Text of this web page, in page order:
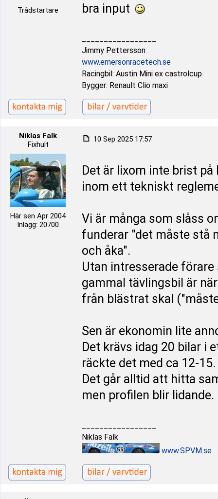
Trådstartare
bra input
Jimmy Pettersson
www.emersonracetech.se
Racingbil: Austin Mini ex castrolcup
Bygger: Renault Clio maxi
Niklas Falk
Fixhult
Här sen Apr 2004
Inlägg: 20700
10 Sep 2025 17:57
Det är lixom inte brist
inom ett tekniskt
Vi är många som slåss
funderar "det måste stå
och åka".
Utan intresserade
gammal tävlingsbil är
från blästrat skal
Sen är ekonomin lite
Det krävs idag 20 bilar i
räckte det med ca 12-15.
Det går alltid att hitta
men profilen blir lidande.
Niklas Falk
www.SPVM.se